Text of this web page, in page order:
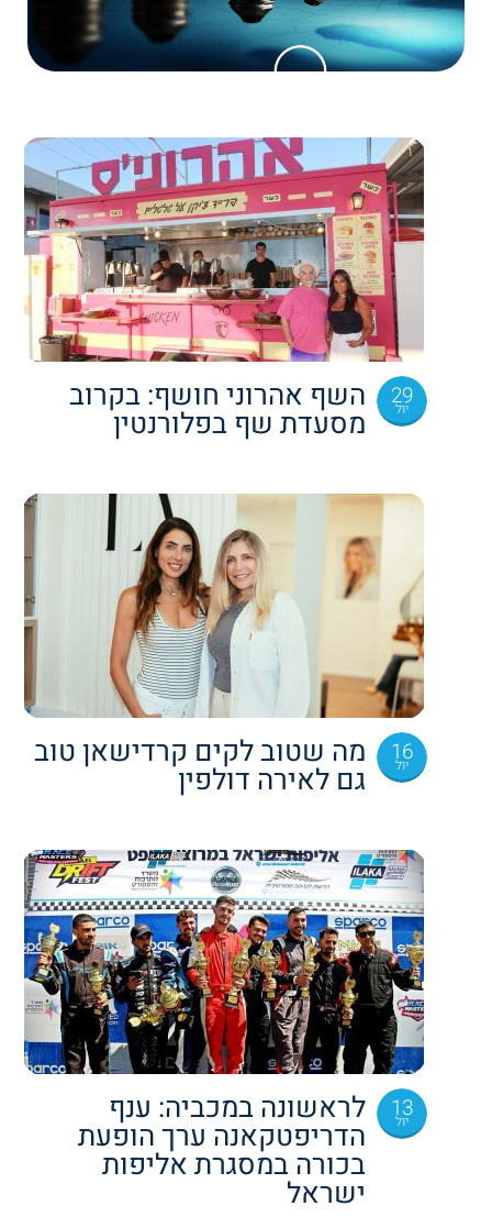
29
יול השף אהרוני חושף: בקרוב
מסעדת שף בפלורנטין
16
יול מה שטוב לקים קרדישאן טוב
גם לאירה דולפין
13
יול לראשונה במכביה: ענף
הדריפטקאנה ערך הופעת
בכורה במסגרת אליפות
ישראל